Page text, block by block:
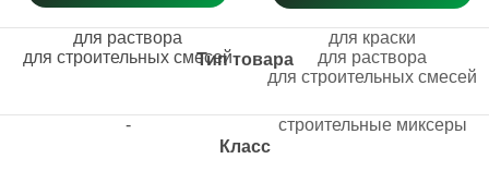
Тип товара
Класс
для раствора
для строительных смесей
-
для краски
для раствора
для строительных смесей
строительные миксеры